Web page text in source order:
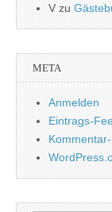
Vzu
META
Anmelden
Eintrags-